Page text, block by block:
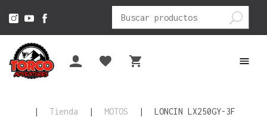
Buscar
por:
| Tienda | MOTOS | LONCIN LX250GY-3F